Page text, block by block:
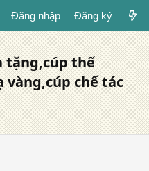
Đăng nhập Đăng ký
tặng,cúp thể
vàng,cúp chế tác